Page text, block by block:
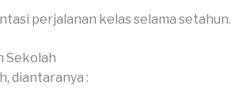
perjalanan kelas selama setahun.
Sekolah
diantaranya :